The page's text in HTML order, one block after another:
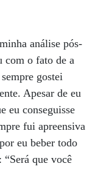
análise pós-
com o fato de a
gostei
Apesar de eu
eu conseguisse
fui apreensiva
eu beber todo
que você